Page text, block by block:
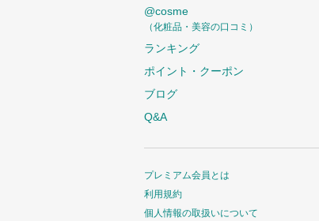
@cosme
（化粧品・美容の口コミ）
ランキング
ポイント・クーポン
ブログ
Q&A
プレミアム会員とは
利用規約
個人情報の取扱いについて